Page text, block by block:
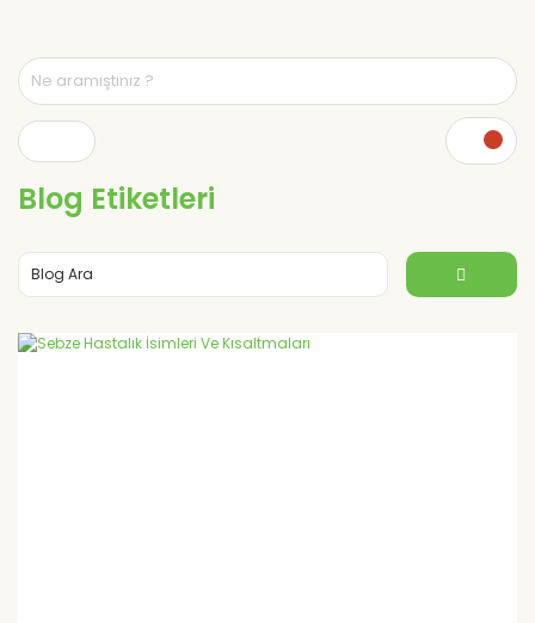
Blog Etiketleri